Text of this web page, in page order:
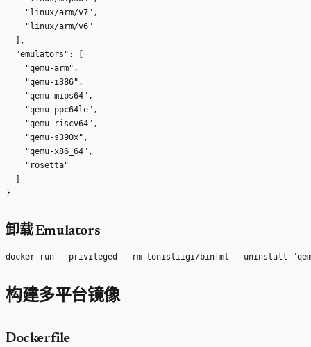
    "linux/arm/v7",
    "linux/arm/v6"
  ],
  "emulators": [
    "qemu-arm",
    "qemu-i386",
    "qemu-mips64",
    "qemu-ppc64le",
    "qemu-riscv64",
    "qemu-s390x",
    "qemu-x86_64",
    "rosetta"
  ]
卸载 Emulators
构建多平台镜像
Dockerfile